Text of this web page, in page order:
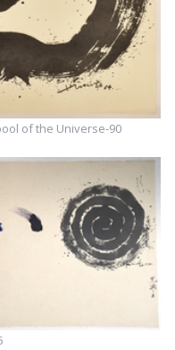
of the Universe-90